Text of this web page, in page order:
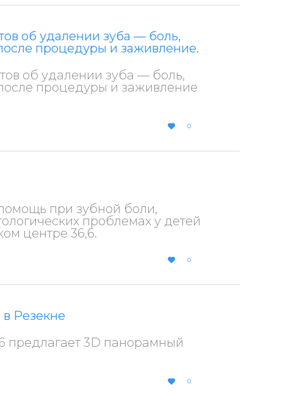
об удалении зуба — боль,
процедуры и заживление.
об удалении зуба — боль,
процедуры и заживление

LOVE
IT
0
при зубной боли,
проблемах у детей
центре 36,6.

LOVE
IT
0
Резекне
предлагает 3D панорамный

LOVE
IT
0